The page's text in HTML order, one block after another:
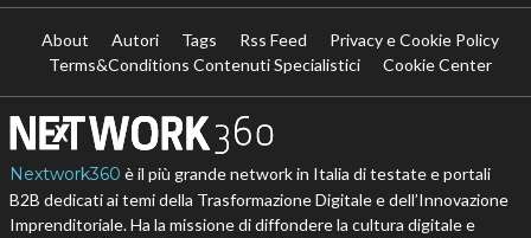
About Autori Tags Rss Feed
Privacy e Cookie Policy
Terms&Conditions Contenuti Specialistici
Cookie Center
Nextwork360 è il più grande network in Italia di testate e portali
B2B dedicati ai temi della Trasformazione Digitale e dell’Innovazione
Imprenditoriale. Ha la missione di diffondere la cultura digitale e